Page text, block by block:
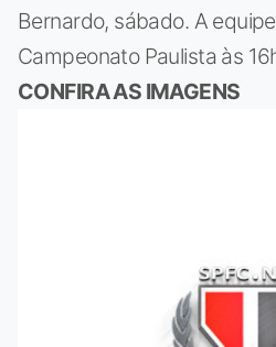
Bernardo, sábado. A
Campeonato Paulista às
CONFIRA AS IMAGENS